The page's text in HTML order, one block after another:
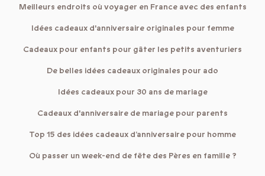
Meilleurs endroits où voyager en France avec des enfants
Idées cadeaux d'anniversaire originales pour femme
Cadeaux pour enfants pour gâter les petits aventuriers
De belles idées cadeaux originales pour ado
Idées cadeaux pour 30 ans de mariage
Cadeaux d'anniversaire de mariage pour parents
Top 15 des idées cadeaux d’anniversaire pour homme
Où passer un week-end de fête des Pères en famille ?